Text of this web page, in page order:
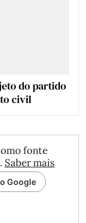
do partido
civil
fonte
Saber mais
Google